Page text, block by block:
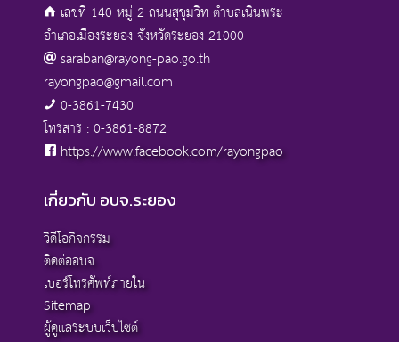
เลขที่ 140 หมู่ 2 ถนนสุขุมวิท ตำบลเนินพระ
อำเภอเมืองระยอง จังหวัดระยอง 21000
saraban@rayong-pao.go.th
rayongpao@gmail.com
0-3861-7430
โทรสาร : 0-3861-8872
https://www.facebook.com/rayongpao
เกี่ยวกับ อบจ.ระยอง
วิดีโอกิจกรรม
ติดต่ออบจ.
เบอร์โทรศัพท์ภายใน
Sitemap
ผู้ดูแลระบบเว็บไซต์